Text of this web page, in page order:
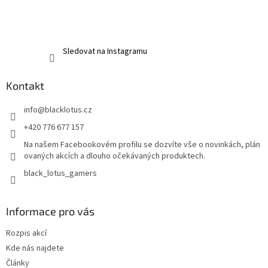
Sledovat na Instagramu
Kontakt
info@blacklotus.cz
+420 776 677 157
Na našem Facebookovém profilu se dozvíte vše o novinkách, plán
ovaných akcích a dlouho očekávaných produktech.
black_lotus_gamers
Informace pro vás
Rozpis akcí
Kde nás najdete
Články